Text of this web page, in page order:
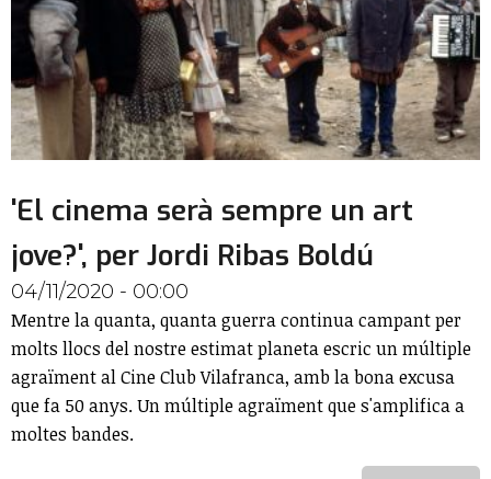
'El cinema serà sempre un art
jove?', per Jordi Ribas Boldú
04/11/2020 - 00:00
Mentre la quanta, quanta guerra continua campant per
molts llocs del nostre estimat planeta escric un múltiple
agraïment al Cine Club Vilafranca, amb la bona excusa
que fa 50 anys. Un múltiple agraïment que s'amplifica a
moltes bandes.